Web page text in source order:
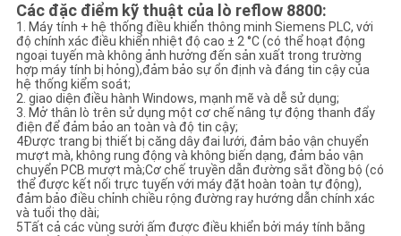
Các đặc điểm kỹ thuật của lò reflow 8800:
1. Máy tính + hệ thống điều khiển thông minh Siemens PLC, với
độ chính xác điều khiển nhiệt độ cao ± 2 °C (có thể hoạt động
ngoại tuyến mà không ảnh hưởng đến sản xuất trong trường
hợp máy tính bị hỏng),đảm bảo sự ổn định và đáng tin cậy của
hệ thống kiểm soát;
2. giao diện điều hành Windows, mạnh mẽ và dễ sử dụng;
3. Mở thân lò trên sử dụng một cơ chế nâng tự động thanh đẩy
điện để đảm bảo an toàn và độ tin cậy;
4Được trang bị thiết bị căng dây đai lưới, đảm bảo vận chuyển
mượt mà, không rung động và không biến dạng, đảm bảo vận
chuyển PCB mượt mà;Cơ chế truyền dẫn đường sắt đồng bộ (có
thể được kết nối trực tuyến với máy đặt hoàn toàn tự động),
đảm bảo điều chỉnh chiều rộng đường ray hướng dẫn chính xác
và tuổi thọ dài;
5Tất cả các vùng sưởi ấm được điều khiển bởi máy tính bằng